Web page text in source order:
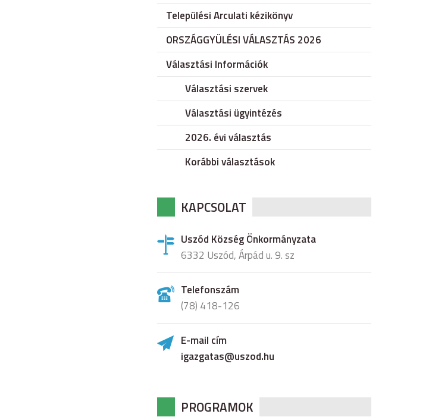
Települési Arculati kézikönyv
ORSZÁGGYÜLÉSI VÁLASZTÁS 2026
Választási Információk
Választási szervek
Választási ügyintézés
2026. évi választás
Korábbi választások
KAPCSOLAT
Uszód Község Önkormányzata
6332 Uszód, Árpád u. 9. sz
Telefonszám
(78) 418-126
E-mail cím
igazgatas@uszod.hu
PROGRAMOK